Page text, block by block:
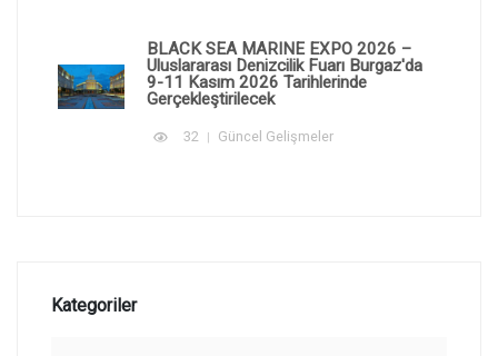
BLACK SEA MARINE EXPO 2026 –
Uluslararası Denizcilik Fuarı Burgaz'da
9-11 Kasım 2026 Tarihlerinde
Gerçekleştirilecek
32 Güncel Gelişmeler
Kategoriler